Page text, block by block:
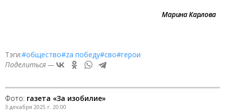
Марина Карлова
Тэги:#общество#zа победу#сво#герои
Поделиться —
Фото: газета «За изобилие»
3 декабря 2025 г. 20:00